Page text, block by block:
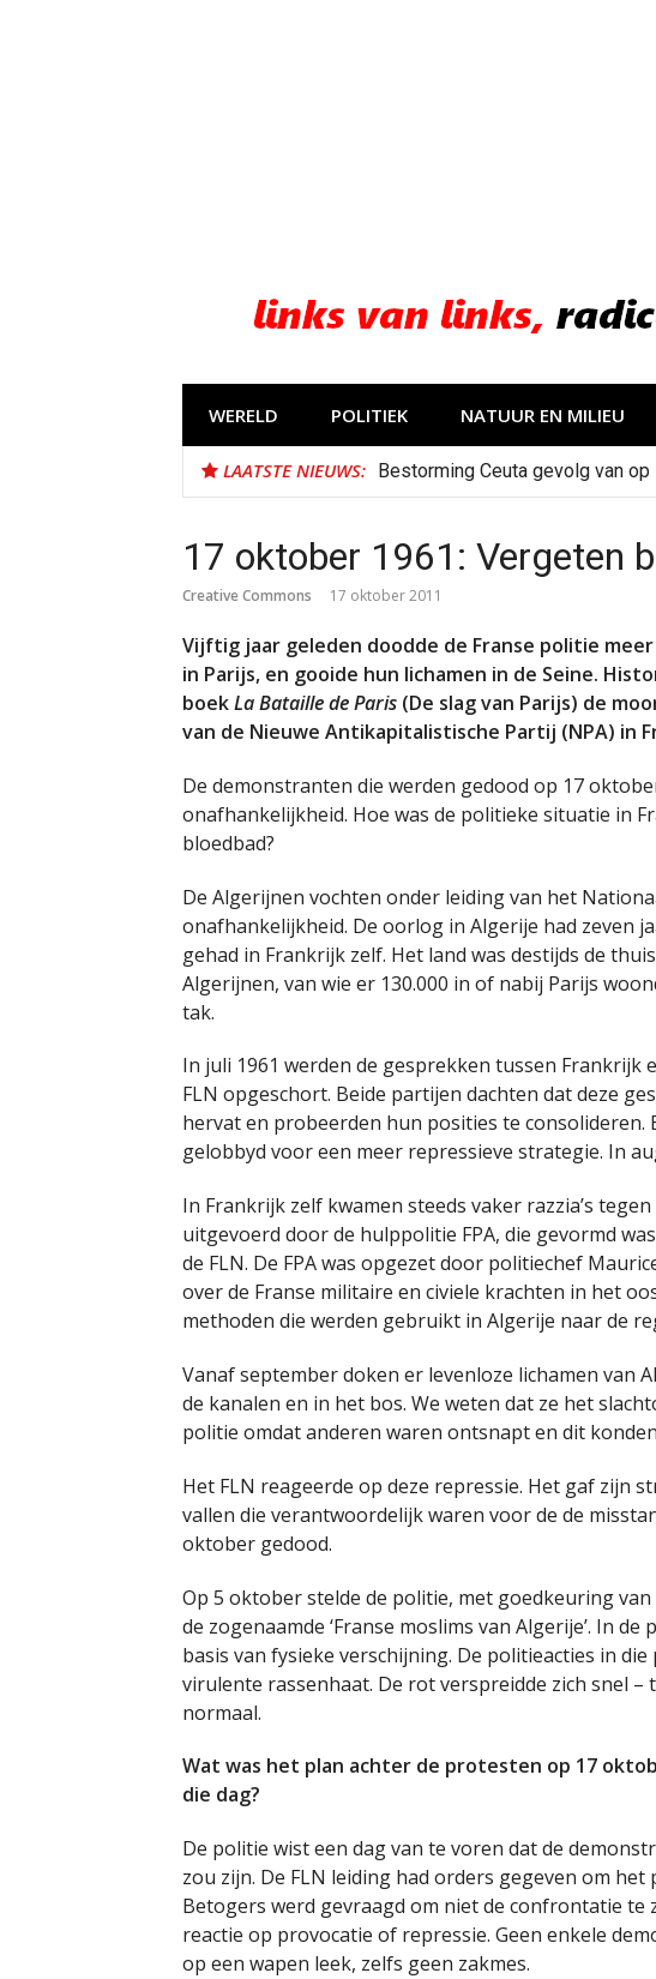
WERELD POLITIEK NATUUR EN MILIEU
LAATSTE NIEUWS: Bestorming Ceuta gevolg van
17 oktober 1961: Vergeten
Creative Commons 17 oktober 2011
Vijftig jaar geleden doodde de Franse politie
in Parijs, en gooide hun lichamen in de Seine.
boekLa Bataille de Paris (De slag van Parijs) de
van de Nieuwe Antikapitalistische Partij (NPA) in
De demonstranten die werden gedood op 17
onafhankelijkheid. Hoe was de politieke situatie in
bloedbad?
De Algerijnen vochten onder leiding van het
onafhankelijkheid. De oorlog in Algerije had zeven
gehad in Frankrijk zelf. Het land was destijds de
Algerijnen, van wie er 130.000 in of nabij Parijs
tak.
In juli 1961 werden de gesprekken tussen
FLN opgeschort. Beide partijen dachten dat deze
hervat en probeerden hun posities te consolideren.
gelobbyd voor een meer repressieve strategie. In
In Frankrijk zelf kwamen steeds vaker razzia’s
uitgevoerd door de hulppolitie FPA, die gevormd
de FLN. De FPA was opgezet door politiechef
over de Franse militaire en civiele krachten in het
methoden die werden gebruikt in Algerije naar de
Vanaf september doken er levenloze lichamen van
de kanalen en in het bos. We weten dat ze het
politie omdat anderen waren ontsnapt en dit
Het FLN reageerde op deze repressie. Het gaf zijn
vallen die verantwoordelijk waren voor de de
oktober gedood.
Op 5 oktober stelde de politie, met goedkeuring
de zogenaamde ‘Franse moslims van Algerije’. In
basis van fysieke verschijning. De politieacties in
virulente rassenhaat. De rot verspreidde zich snel
normaal.
Wat was het plan achter de protesten op 17
die dag?
De politie wist een dag van te voren dat de
zou zijn. De FLN leiding had orders gegeven om
Betogers werd gevraagd om niet de confrontatie te
reactie op provocatie of repressie. Geen enkele
op een wapen leek, zelfs geen zakmes.